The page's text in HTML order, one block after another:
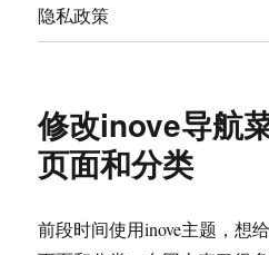
隐私政策
修改inove导航
页面和分类
前段时间使用inove主题，想